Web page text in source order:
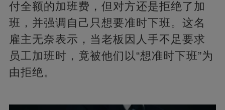
付全额的加班费，但对方还是拒绝了加
班，并强调自己只想要准时下班。这名
雇主无奈表示，当老板因人手不足要求
员工加班时，竟被他们以“想准时下班”为
由拒绝。